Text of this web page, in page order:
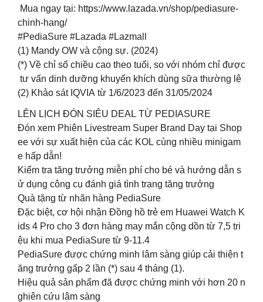
Mua ngay tại: https://www.lazada.vn/shop/pediasure-
chinh-hang/
#PediaSure #Lazada #Lazmall
(1) Mandy OW và cộng sự. (2024)
(*) Về chỉ số chiều cao theo tuổi, so với nhóm chỉ được
tư vấn dinh dưỡng khuyến khích dùng sữa thường lệ
(2) Khảo sát IQVIA từ 1/6/2023 đến 31/05/2024
LÊN LỊCH ĐÓN SIÊU DEAL TỪ PEDIASURE
Đón xem Phiên Livestream Super Brand Day tại Shop
ee với sự xuất hiện của các KOL cùng nhiều minigam
e hấp dẫn!
Kiểm tra tăng trưởng miễn phí cho bé và hướng dẫn s
ử dụng công cụ đánh giá tình trạng tăng trưởng
Quà tặng từ nhãn hàng PediaSure
Đặc biệt, cơ hội nhận Đồng hồ trẻ em Huawei Watch K
ids 4 Pro cho 3 đơn hàng may mắn cộng dồn từ 7,5 tri
ệu khi mua PediaSure từ 9-11.4
PediaSure được chứng minh lâm sàng giúp cải thiện t
ăng trưởng gấp 2 lần (*) sau 4 tháng (1).
Hiệu quả sản phẩm đã được chứng minh với hơn 20 n
ghiên cứu lâm sàng